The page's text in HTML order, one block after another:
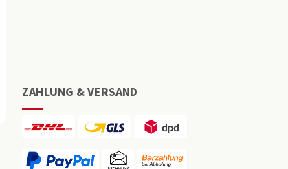
ZAHLUNG & VERSAND